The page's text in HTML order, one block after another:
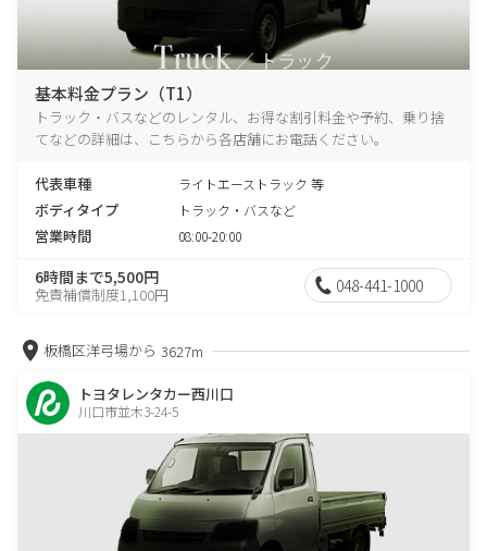
基本料金プラン（T1）
トラック・バスなどのレンタル、お得な割引料金や予約、乗り捨
てなどの詳細は、こちらから各店舗にお電話ください。
代表車種 ライトエーストラック 等
ボディタイプ トラック・バスなど
営業時間 08:00-20:00
6時間まで5,500円
免責補償制度1,100円 048-441-1000
板橋区洋弓場から 3627m
トヨタレンタカー西川口
川口市並木3-24-5